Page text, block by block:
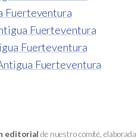
Fuerteventura
Fuerteventura
Fuerteventura
Fuerteventura
editorial de nuestro comité, elaborada